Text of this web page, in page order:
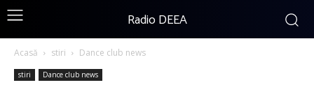
Radio DEEA
Acasă stiri Dance club news
stiri Dance club news